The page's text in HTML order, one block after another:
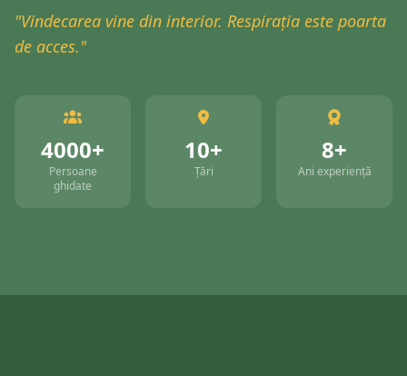
"Vindecarea vine din interior. Respirația este poarta
de acces."
4000+
Persoane
ghidate
10+
Țări
8+
Ani experiență